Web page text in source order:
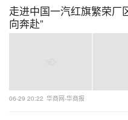
走进中国一汽红旗繁荣厂
向奔赴”
06-29 20:22 华商网-华商报